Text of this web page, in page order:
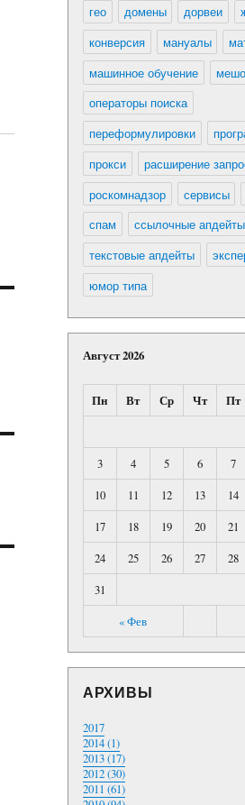
гео
домены дорвеи
конверсия
мануалы
машинное обучение
операторы поиска
переформулировки
прокси
расширение
роскомнадзор
сервисы
спам
ссылочные апдейты
текстовые апдейты
юмор типа
Август 2026
Пн Вт Ср Чт Пт
« Фев
3
4 5 6 7
10
11 12 13 14
17
18 19 20 21
24
25 26 27 28
31
АРХИВЫ
2017
2014 (1)
2013 (17)
2012 (30)
2011 (61)